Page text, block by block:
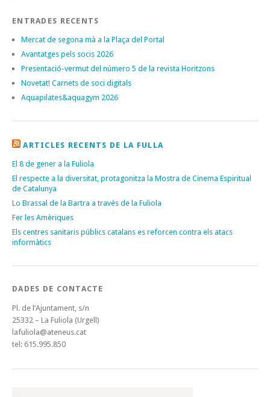
ENTRADES RECENTS
Mercat de segona mà a la Plaça del Portal
Avantatges pels socis 2026
Presentació-vermut del número 5 de la revista Horitzons
Novetat! Carnets de soci digitals
Aquapilates&aquagym 2026
ARTICLES RECENTS DE LA FULLA
El 8 de gener a la Fuliola
El respecte a la diversitat, protagonitza la Mostra de Cinema Espiritual
de Catalunya
Lo Brassal de la Bartra a través de la Fuliola
Fer les Amèriques
Els centres sanitaris públics catalans es reforcen contra els atacs
informàtics
DADES DE CONTACTE
Pl. de l’Ajuntament, s/n
25332 – La Fuliola (Urgell)
lafuliola@ateneus.cat
tel: 615.995.850